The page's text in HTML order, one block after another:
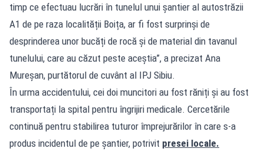
timp ce efectuau lucrări în tunelul unui șantier al autostrăzii
A1 de pe raza localității Boița, ar fi fost surprinși de
desprinderea unor bucăți de rocă și de material din tavanul
tunelului, care au căzut peste aceștia”, a precizat Ana
Mureșan, purtătorul de cuvânt al IPJ Sibiu.
În urma accidentului, cei doi muncitori au fost răniți și au fost
transportați la spital pentru îngrijiri medicale. Cercetările
continuă pentru stabilirea tuturor împrejurărilor în care s-a
produs incidentul de pe șantier, potrivit presei locale.